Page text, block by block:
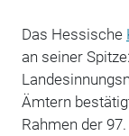
Das Hessische
an seiner
Ämtern
Rahmen der